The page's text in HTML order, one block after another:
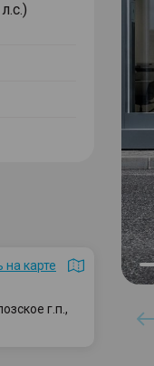
на карте
г.п.,